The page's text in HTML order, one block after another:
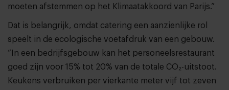
moeten afstemmen op het Klimaatakkoord van Parijs.”
Dat is belangrijk, omdat catering een aanzienlijke rol
speelt in de ecologische voetafdruk van een gebouw.
“In een bedrijfsgebouw kan het personeelsrestaurant
goed zijn voor 15% tot 20% van de totale CO₂-uitstoot.
Keukens verbruiken per vierkante meter vijf tot zeven